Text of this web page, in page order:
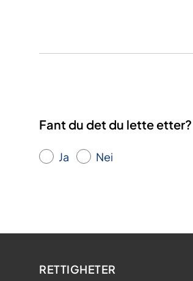
Fant du det du lette etter?
Ja Nei
RETTIGHETER